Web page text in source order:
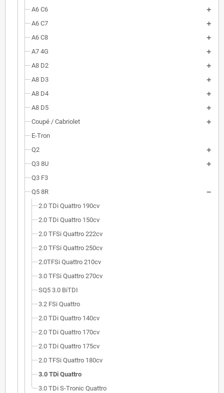
A6 C6
A6 C7
A6 C8
A7 4G
A8 D2
A8 D3
A8 D4
A8 D5
Coupé / Cabriolet
E-Tron
Q2
Q3 8U
Q3 F3
Q5 8R
2.0 TDi Quattro 190cv
2.0 TDi Quattro 150cv
2.0 TFSi Quattro 222cv
2.0 TFSi Quattro 250cv
2.0TFSi Quattro 210cv
3.0 TFSi Quattro 270cv
SQ5 3.0 BiTDI
3.2 FSi Quattro
2.0 TDi Quattro 140cv
2.0 TDi Quattro 170cv
2.0 TDi Quattro 175cv
2.0 TFSi Quattro 180cv
3.0 TDi Quattro
3.0 TDi S-Tronic Quattro